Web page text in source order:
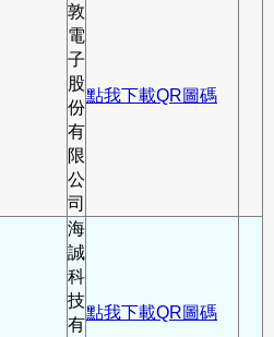
敦
電
子
股
份
有
限
公
司
點我下載QR圖碼
海
誠
科
技
有
點我下載QR圖碼